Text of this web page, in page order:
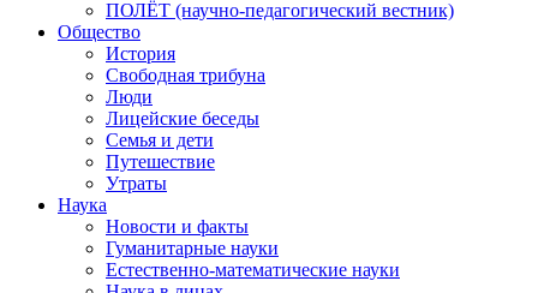
ПОЛЁТ (научно-педагогический вестник)
Общество
История
Свободная трибуна
Люди
Лицейские беседы
Семья и дети
Путешествие
Утраты
Наука
Новости и факты
Гуманитарные науки
Естественно-математические науки